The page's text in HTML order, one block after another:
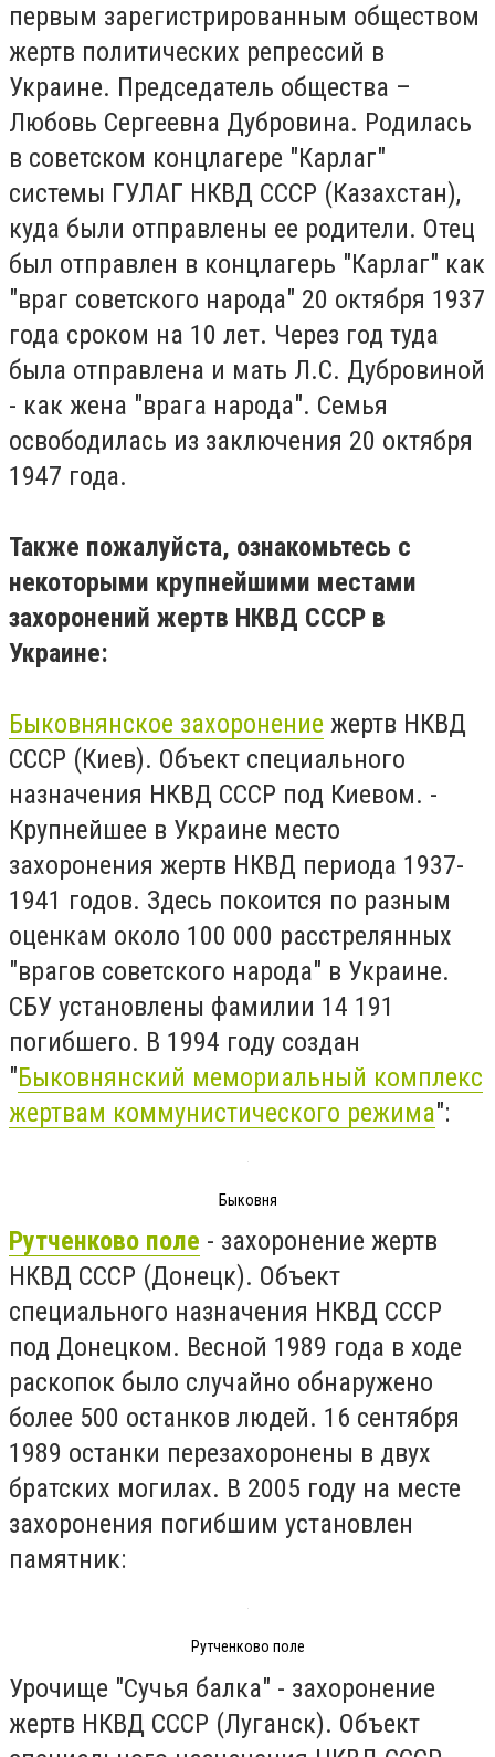
первым зарегистрированным обществом
жертв политических репрессий в
Украине. Председатель общества –
Любовь Сергеевна Дубровина. Родилась
в советском концлагере "Карлаг"
системы ГУЛАГ НКВД СССР (Казахстан),
куда были отправлены ее родители. Отец
был отправлен в концлагерь "Карлаг" как
"враг советского народа" 20 октября 1937
года сроком на 10 лет. Через год туда
была отправлена и мать Л.С. Дубровиной
- как жена "врага народа". Семья
освободилась из заключения 20 октября
1947 года.
Также пожалуйста, ознакомьтесь с
некоторыми крупнейшими местами
захоронений жертв НКВД СССР в
Украине:
Быковнянское захоронение жертв НКВД
СССР (Киев). Объект специального
назначения НКВД СССР под Киевом. -
Крупнейшее в Украине место
захоронения жертв НКВД периода 1937-
1941 годов. Здесь покоится по разным
оценкам около 100 000 расстрелянных
"врагов советского народа" в Украине.
СБУ установлены фамилии 14 191
погибшего. В 1994 году создан
"Быковнянский мемориальный комплекс
жертвам коммунистического режима":
Быковня
Рутченково поле - захоронение жертв
НКВД СССР (Донецк). Объект
специального назначения НКВД СССР
под Донецком. Весной 1989 года в ходе
раскопок было случайно обнаружено
более 500 останков людей. 16 сентября
1989 останки перезахоронены в двух
братских могилах. В 2005 году на месте
захоронения погибшим установлен
памятник:
Рутченково поле
Урочище "Сучья балка" - захоронение
жертв НКВД СССР (Луганск). Объект